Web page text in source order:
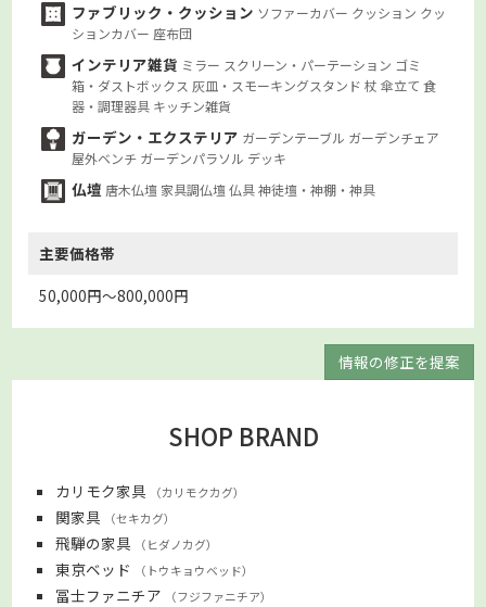
ファブリック・クッション ソファーカバー クッション クッ
ションカバー 座布団
インテリア雑貨 ミラー スクリーン・パーテーション ゴミ
箱・ダストボックス 灰皿・スモーキングスタンド杖傘立て食
器・調理器具 キッチン雑貨
ガーデン・エクステリア ガーデンテーブル ガーデンチェア
屋外ベンチ ガーデンパラソル デッキ
仏壇 唐木仏壇 家具調仏壇仏具神徒壇・神棚・神具
主要価格帯
50,000円～800,000円
情報の修正を提案
SHOP BRAND
カリモク家具 カリモクカグ
関家具 セキカグ
飛騨の家具 ヒダノカグ
東京ベッド トウキョウベッド
冨士ファニチア フジファニチア